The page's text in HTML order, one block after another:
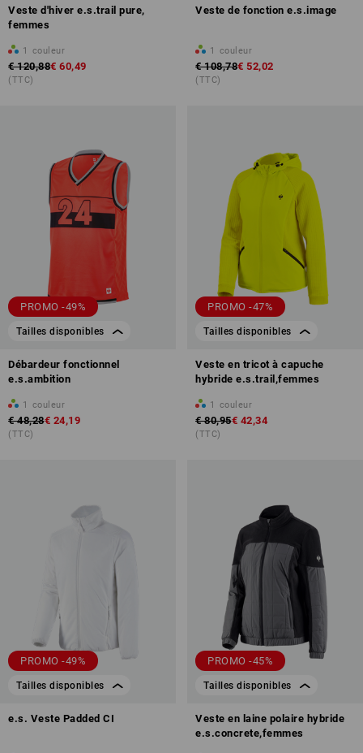
Veste d'hiver e.s.trail pure,
femmes
1 couleur
€ 120,88€ 60,49
(TTC)
Veste de fonction e.s.image
1 couleur
€ 108,78€ 52,02
(TTC)
PROMO -49%
Tailles disponibles
Débardeur fonctionnel
e.s.ambition
1 couleur
€ 48,28€ 24,19
(TTC)
PROMO -47%
Tailles disponibles
Veste en tricot à capuche
hybride e.s.trail,femmes
1 couleur
€ 80,95€ 42,34
(TTC)
PROMO -49%
Tailles disponibles
e.s. Veste Padded CI
PROMO -45%
Tailles disponibles
Veste en laine polaire hybride
e.s.concrete,femmes